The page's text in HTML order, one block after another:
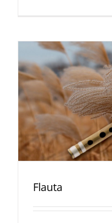
Flauta